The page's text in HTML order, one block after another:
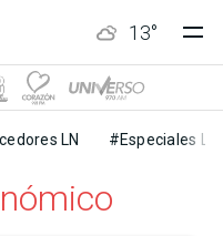
13°
LN #Especiales LN